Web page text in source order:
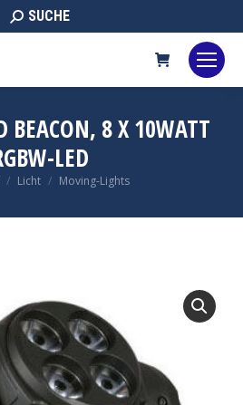
Search:
SUCHE
BEACON, 8 X 10WATT
LED
sich hier:
Licht Moving-Lights